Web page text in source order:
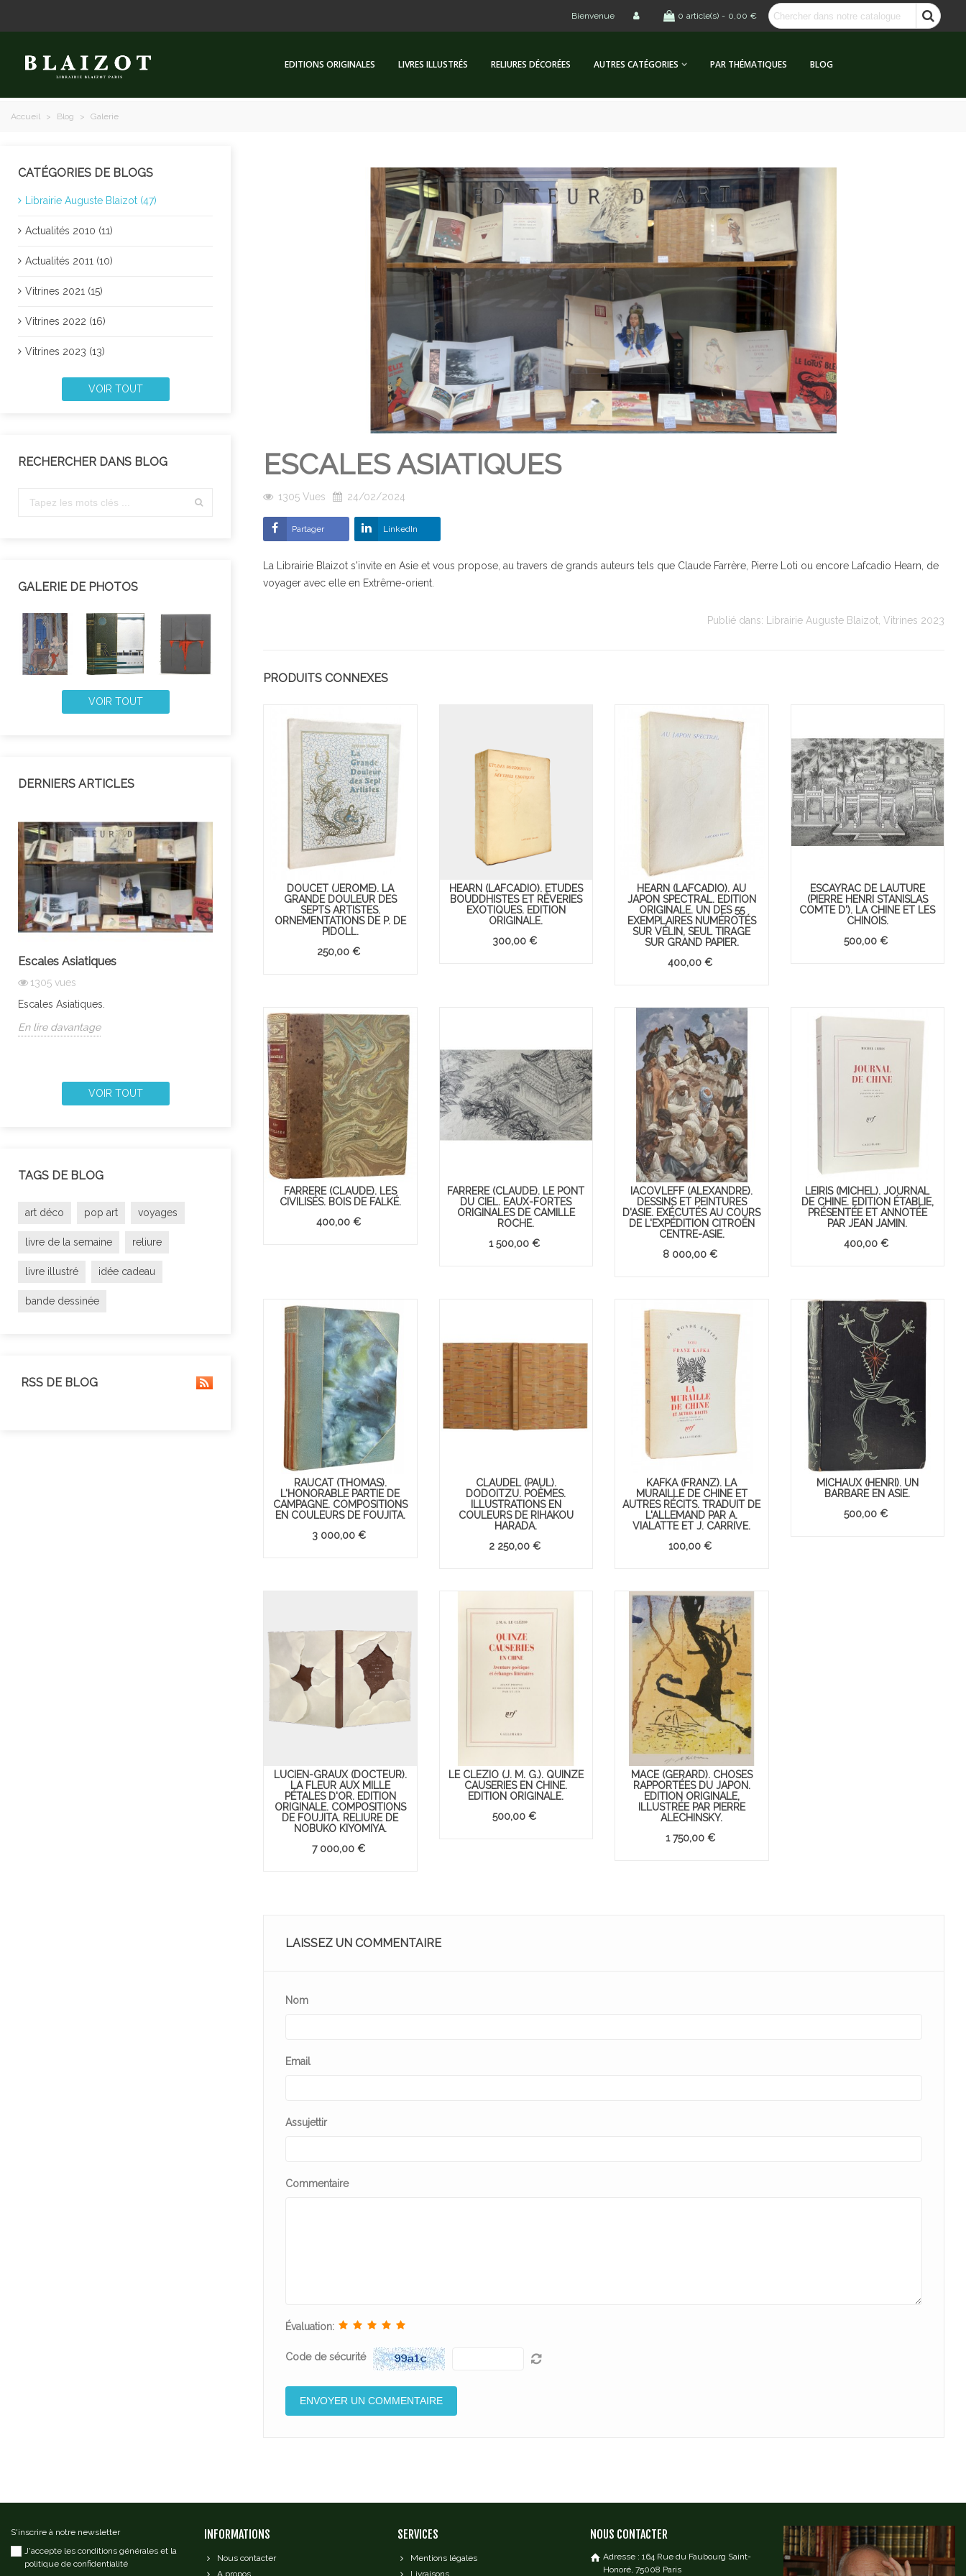
Bienvenue 0 article(s) - 0,00 €
EDITIONS ORIGINALES LIVRES ILLUSTRÉS RELIURES DÉCORÉES AUTRES CATÉGORIES PAR THÉMATIQUES BLOG
Accueil > Blog > Galerie
CATÉGORIES DE BLOGS
Librairie Auguste Blaizot (47)
Actualités 2010 (11)
Actualités 2011 (10)
Vitrines 2021 (15)
Vitrines 2022 (16)
Vitrines 2023 (13)
VOIR TOUT
RECHERCHER DANS BLOG
GALERIE DE PHOTOS
VOIR TOUT
DERNIERS ARTICLES
Escales Asiatiques
1305 vues
Escales Asiatiques.
En lire davantage
En lire davantage
En lire davantage
Du Pop Art au Street Art.
d'oeuvres d'art moderne issues du Pop
Art, du Street Art et de l'Art optique.
En lire davantage
VOIR TOUT
TAGS DE BLOG
art déco pop art voyages
livre de la semaine reliure
livre illustré idée cadeau
bande dessinée
RSS DE BLOG
ESCALES ASIATIQUES
1305 Vues 24/02/2024
Partager LinkedIn
La Librairie Blaizot s'invite en Asie et vous propose, au travers de grands auteurs tels que Claude Farrère, Pierre Loti ou encore Lafcadio Hearn, de
voyager avec elle en Extrême-orient.
Publié dans: Librairie Auguste Blaizot, Vitrines 2023
PRODUITS CONNEXES
DOUCET (JÉRÔME). LA
GRANDE DOULEUR DES
SEPTS ARTISTES.
ORNEMENTATIONS DE P. DE
PIDOLL.
250,00 €
HEARN (LAFCADIO). ETUDES
BOUDDHISTES ET RÊVERIES
EXOTIQUES. EDITION
ORIGINALE.
300,00 €
HEARN (LAFCADIO). AU
JAPON SPECTRAL. EDITION
ORIGINALE. UN DES 55
EXEMPLAIRES NUMÉROTÉS
SUR VÉLIN, SEUL TIRAGE
SUR GRAND PAPIER.
400,00 €
ESCAYRAC DE LAUTURE
(PIERRE HENRI STANISLAS
COMTE D'). LA CHINE ET LES
CHINOIS.
500,00 €
FARRERE (CLAUDE). LES
CIVILISÉS. BOIS DE FALKÉ.
400,00 €
FARRERE (CLAUDE). LE PONT
DU CIEL. EAUX-FORTES
ORIGINALES DE CAMILLE
ROCHE.
1 500,00 €
IACOVLEFF (ALEXANDRE).
DESSINS ET PEINTURES
D'ASIE. EXÉCUTÉS AU COURS
DE L'EXPÉDITION CITROËN
CENTRE-ASIE.
8 000,00 €
LEIRIS (MICHEL). JOURNAL
DE CHINE. EDITION ÉTABLIE,
PRÉSENTÉE ET ANNOTÉE
PAR JEAN JAMIN.
400,00 €
RAUCAT (THOMAS).
L'HONORABLE PARTIE DE
CAMPAGNE. COMPOSITIONS
EN COULEURS DE FOUJITA.
3 000,00 €
CLAUDEL (PAUL).
DODOITZU. POÈMES.
ILLUSTRATIONS EN
COULEURS DE RIHAKOU
HARADA.
2 250,00 €
KAFKA (FRANZ). LA
MURAILLE DE CHINE ET
AUTRES RÉCITS. TRADUIT DE
L'ALLEMAND PAR A.
VIALATTE ET J. CARRIVE.
100,00 €
MICHAUX (HENRI). UN
BARBARE EN ASIE.
500,00 €
LUCIEN-GRAUX (DOCTEUR).
LA FLEUR AUX MILLE
PÉTALES D'OR. EDITION
ORIGINALE. COMPOSITIONS
DE FOUJITA. RELIURE DE
NOBUKO KIYOMIYA.
7 000,00 €
LE CLEZIO (J. M. G.). QUINZE
CAUSERIES EN CHINE.
EDITION ORIGINALE.
500,00 €
MACÉ (GÉRARD). CHOSES
RAPPORTÉES DU JAPON.
EDITION ORIGINALE,
ILLUSTRÉE PAR PIERRE
ALECHINSKY.
1 750,00 €
LAISSEZ UN COMMENTAIRE
Nom
Email
Assujettir
Commentaire
Évaluation:
Code de sécurité
S'inscrire à notre newsletter
J'accepte les conditions générales et la
politique de confidentialité
INFORMATIONS
Nous contacter
A propos
SERVICES
Mentions légales
Livraisons
NOUS CONTACTER
Adresse : 164 Rue du Faubourg Saint-
Honoré, 75008 Paris